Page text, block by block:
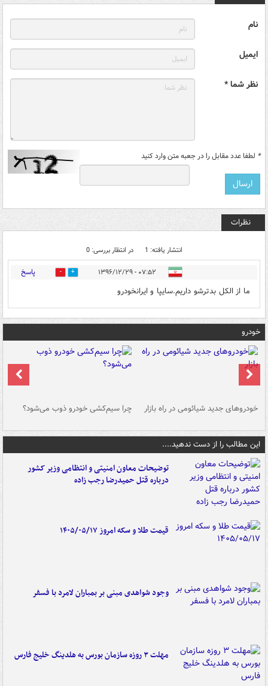
نام
ایمیل
نظر شما *
* لطفا عدد مقابل را در جعبه متن وارد کنید
نظرات
انتشار یافته: 1 در انتظار بررسی: 0
۰۷:۵۲ - ۱۳۹۶/۱۲/۲۹ 5 پاسخ
ما از الکل بدترشو داریم.سایپا و ایرانخودرو
خودرو
خودروهای جدید شیائومی در راه بازار چرا سیم‌کشی خودرو ذوب می‌شود؟
این مطالب را از دست ندهید....
توضیحات معاون امنیتی و انتظامی وزیر کشور
درباره قتل حمیدرضا رجب زاده
قیمت طلا و سکه امروز ۱۴۰۵/۰۵/۱۷
وجود شواهدی مبنی بر بمباران لامرد با فسفر
مهلت ۳ روزه سازمان بورس به هلدینگ خلیج فارس